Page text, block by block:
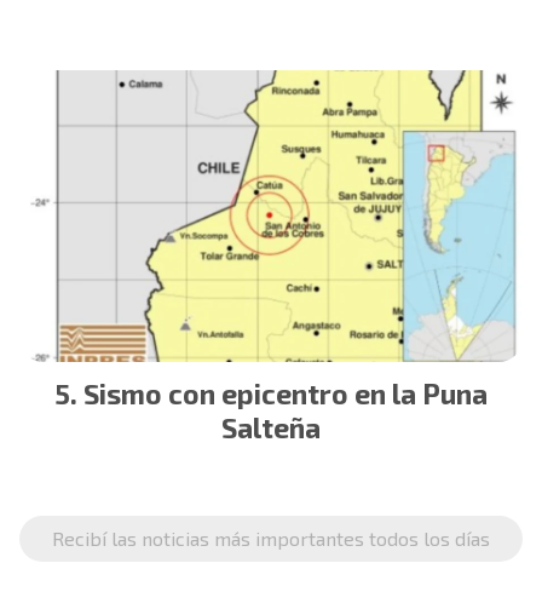
Sismo con epicentro en la Puna
Salteña
Recibí las noticias más importantes todos los días